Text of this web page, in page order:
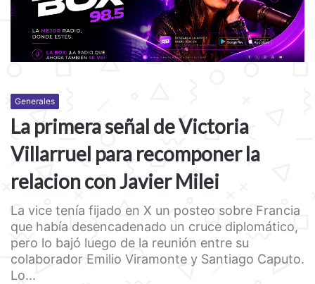
Generales
La primera señal de Victoria
Villarruel para recomponer la
relacion con Javier Milei
La vice tenía fijado en X un posteo sobre Francia
que había desencadenado un cruce diplomático,
pero lo bajó luego de la reunión entre su
colaborador Emilio Viramonte y Santiago Caputo.
Lo...